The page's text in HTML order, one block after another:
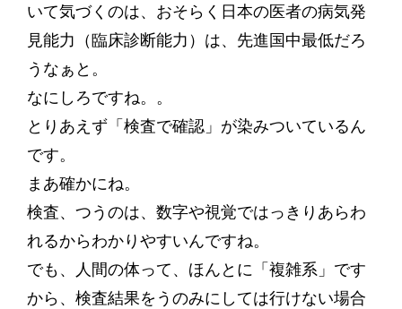
いて気づくのは、おそらく日本の医者の病気発
見能力（臨床診断能力）は、先進国中最低だろ
うなぁと。
なにしろですね。。
とりあえず「検査で確認」が染みついているん
です。
まあ確かにね。
検査、つうのは、数字や視覚ではっきりあらわ
れるからわかりやすいんですね。
でも、人間の体って、ほんとに「複雑系」です
から、検査結果をうのみにしては行けない場合